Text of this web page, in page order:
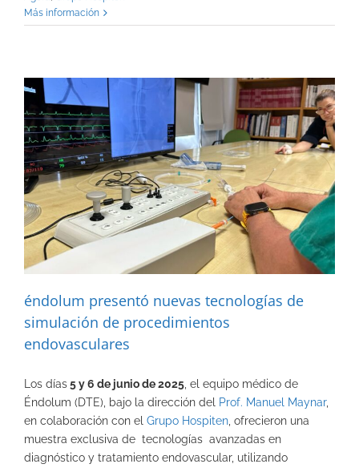
Más información
éndolum presentó nuevas tecnologías de
simulación de procedimientos
endovasculares
Los días5 y 6 de junio de 2025 , el equipo médico de
Éndolum (DTE), bajo la dirección del
Prof. Manuel Maynar,
en colaboración con el Grupo Hospiten , ofrecieron una
muestra exclusiva de tecnologías avanzadas en
diagnóstico y tratamiento endovascular, utilizando